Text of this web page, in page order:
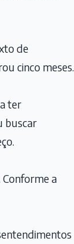
de
cinco meses.
ter
buscar
Conforme a